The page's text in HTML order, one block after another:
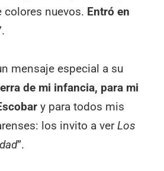
colores nuevos. Entró en
mensaje especial a su
de mi infancia, para mi
y para todos mis
los invito a verLos
”.